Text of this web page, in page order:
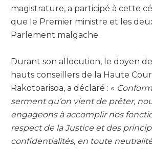
magistrature, a participé à cette
que le Premier ministre et les
Parlement malgache.
Durant son allocution, le doyen
hauts conseillers de la Haute
Rakotoarisoa, a déclaré : «
serment qu’on vient de prêter,
engageons à accomplir nos
respect de la Justice et des
confidentialités, en toute